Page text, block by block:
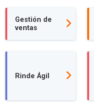
Gestión de
ventas
Rinde Ágil